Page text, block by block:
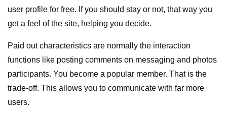
user profile for free. If you should stay or not, that way you
get a feel of the site, helping you decide.
Paid out characteristics are normally the interaction
functions like posting comments on messaging and photos
participants. You become a popular member. That is the
trade-off. This allows you to communicate with far more
users.